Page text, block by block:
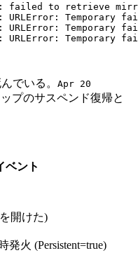
failed to retrieve
Temporary
Temporary
Temporary
でいる。 Apr 20
プのサスペンド復帰と
ベント
開けた)
発火 (Persistent=true)